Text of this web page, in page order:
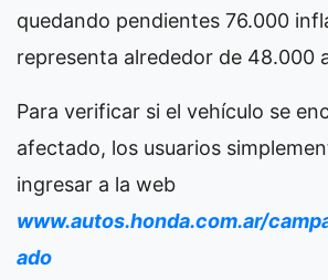
quedando pendientes 76.000
representa alrededor de 48.000
Para verificar si el vehículo se
afectado, los usuarios
ingresar a la web
www.autos.honda.com.ar/
ado